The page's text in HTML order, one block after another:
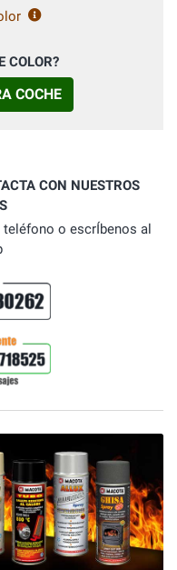
COLOR?
COCHE
CON NUESTROS
o escrÍbenos al